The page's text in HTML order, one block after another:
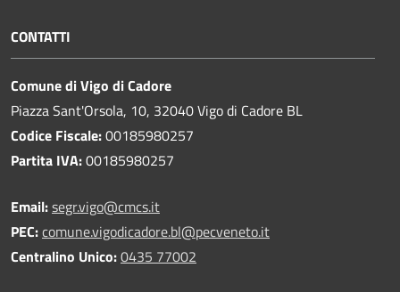
CONTATTI
Comune di Vigo di Cadore
Piazza Sant'Orsola, 10, 32040 Vigo di Cadore BL
Codice Fiscale:00185980257
Partita IVA:00185980257
Email:segr.vigo@cmcs.it
PEC:comune.vigodicadore.bl@pecveneto.it
Centralino Unico:0435 77002